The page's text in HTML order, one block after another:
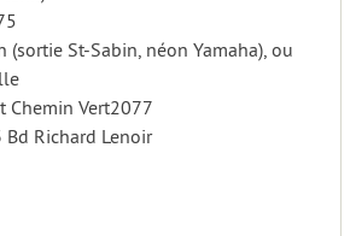
(sortie St-Sabin, néon Yamaha), ou
Chemin Vert2077
Richard Lenoir